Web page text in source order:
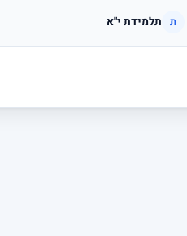
ת תלמידת י"א